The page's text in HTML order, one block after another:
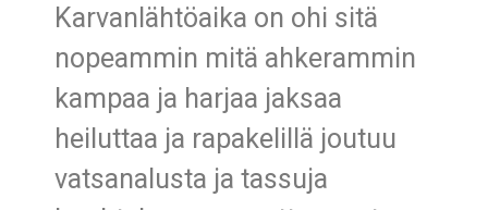
Karvanlähtöaika on ohi sitä
nopeammin mitä ahkerammin
kampaa ja harjaa jaksaa
heiluttaa ja rapakelillä joutuu
vatsanalusta ja tassuja